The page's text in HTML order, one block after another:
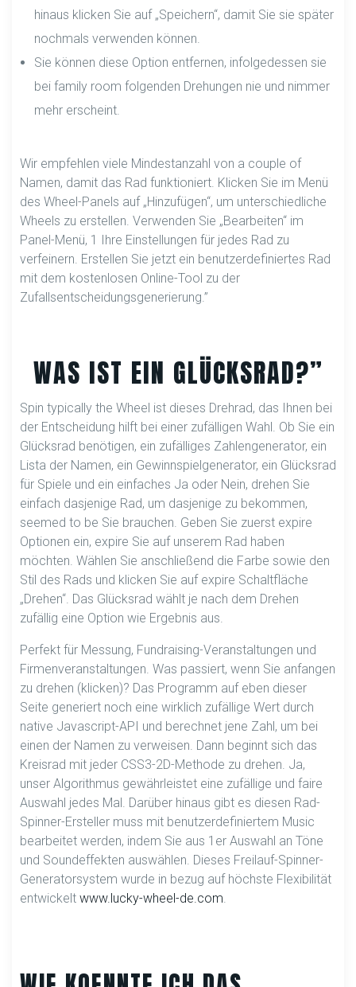
hinaus klicken Sie auf „Speichern“, damit Sie sie später
nochmals verwenden können.
Sie können diese Option entfernen, infolgedessen sie
bei family room folgenden Drehungen nie und nimmer
mehr erscheint.
Wir empfehlen viele Mindestanzahl von a couple of
Namen, damit das Rad funktioniert. Klicken Sie im Menü
des Wheel-Panels auf „Hinzufügen“, um unterschiedliche
Wheels zu erstellen. Verwenden Sie „Bearbeiten“ im
Panel-Menü, 1 Ihre Einstellungen für jedes Rad zu
verfeinern. Erstellen Sie jetzt ein benutzerdefiniertes Rad
mit dem kostenlosen Online-Tool zu der
Zufallsentscheidungsgenerierung.”
WAS IST EIN GLÜCKSRAD?”
Spin typically the Wheel ist dieses Drehrad, das Ihnen bei
der Entscheidung hilft bei einer zufälligen Wahl. Ob Sie ein
Glücksrad benötigen, ein zufälliges Zahlengenerator, ein
Lista der Namen, ein Gewinnspielgenerator, ein Glücksrad
für Spiele und ein einfaches Ja oder Nein, drehen Sie
einfach dasjenige Rad, um dasjenige zu bekommen,
seemed to be Sie brauchen. Geben Sie zuerst expire
Optionen ein, expire Sie auf unserem Rad haben
möchten. Wählen Sie anschließend die Farbe sowie den
Stil des Rads und klicken Sie auf expire Schaltfläche
„Drehen“. Das Glücksrad wählt je nach dem Drehen
zufällig eine Option wie Ergebnis aus.
Perfekt für Messung, Fundraising-Veranstaltungen und
Firmenveranstaltungen. Was passiert, wenn Sie anfangen
zu drehen (klicken)? Das Programm auf eben dieser
Seite generiert noch eine wirklich zufällige Wert durch
native Javascript-API und berechnet jene Zahl, um bei
einen der Namen zu verweisen. Dann beginnt sich das
Kreisrad mit jeder CSS3-2D-Methode zu drehen. Ja,
unser Algorithmus gewährleistet eine zufällige und faire
Auswahl jedes Mal. Darüber hinaus gibt es diesen Rad-
Spinner-Ersteller muss mit benutzerdefiniertem Music
bearbeitet werden, indem Sie aus 1er Auswahl an Töne
und Soundeffekten auswählen. Dieses Freilauf-Spinner-
Generatorsystem wurde in bezug auf höchste Flexibilität
entwickelt www.lucky-wheel-de.com.